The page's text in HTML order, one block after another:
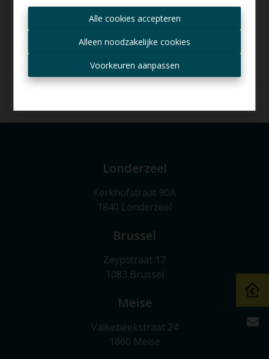
Alle cookies accepteren
Alleen noodzakelijke cookies
Voorkeuren aanpassen
slaapkamers te Rumst
2840 Rumst
Londerzeel
Kerkhofstraat 90A
1840 Londerzeel
Brussel
Zeypstraat 17
1083 Brussel
Meise
Valkebeekstraat 24
1860 Meise
Altijd als eerste op de
hoogte zijn van nieuwe
aanbiedingen?
Ontvang aanbod per mail